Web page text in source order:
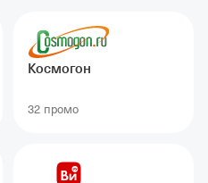
Космогон
32 промо